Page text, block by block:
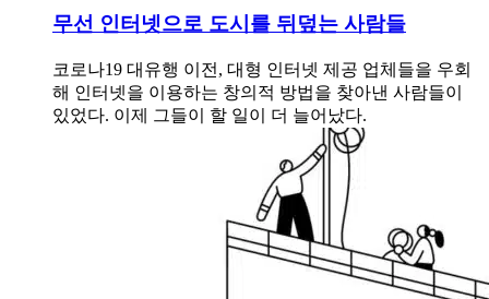
무선 인터넷으로 도시를 뒤덮는 사람들
코로나19 대유행 이전, 대형 인터넷 제공 업체들을 우회
해 인터넷을 이용하는 창의적 방법을 찾아낸 사람들이
있었다. 이제 그들이 할 일이 더 늘어났다.